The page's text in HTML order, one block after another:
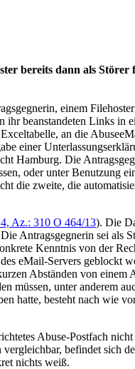
bereits dann als Störer
einem
beanstandeten Links in
an die
einer
Hamburg. Die
oder unter Benutzung
die zweite, die
Az.: 310 O 464/13). Die
Antragsgegnerin sei als
Kenntnis von der
eMail-Servers geblockt
Abständen von einem
müssen, unter anderem
hatte, besteht nach wie
Abuse-Postfach
befindet sich
nichts weiß.